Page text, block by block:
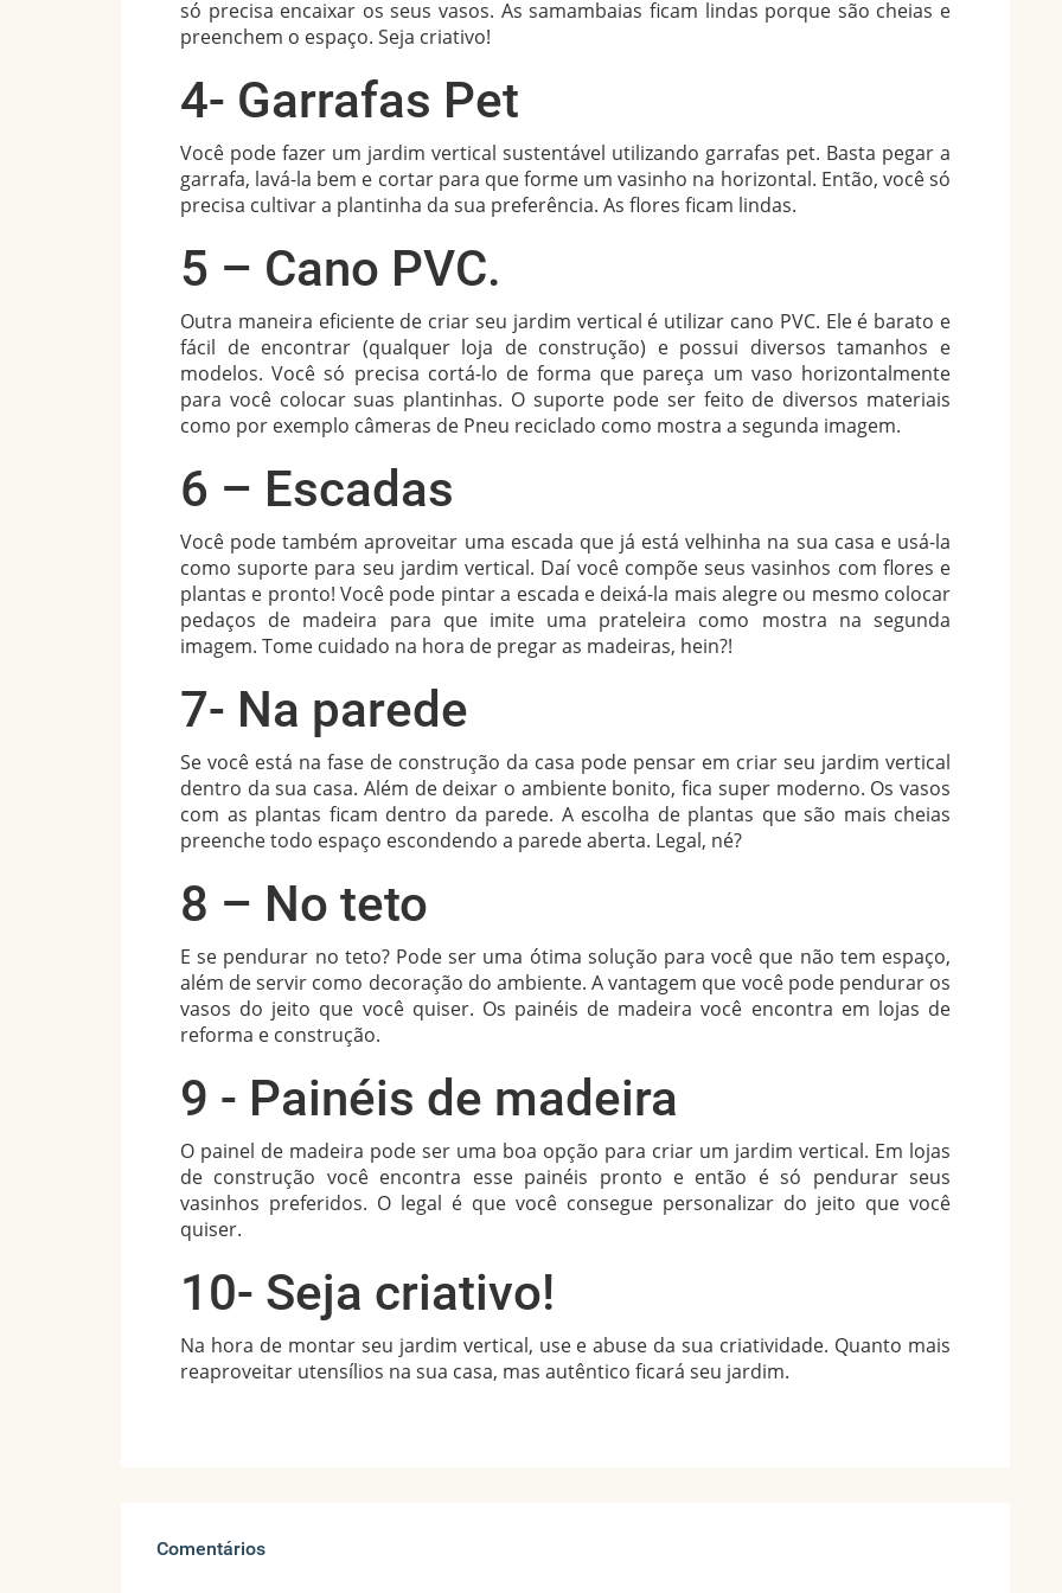
só precisa encaixar os seus vasos. As samambaias ficam lindas porque são cheias e
preenchem o espaço. Seja criativo!
4- Garrafas Pet
Você pode fazer um jardim vertical sustentável utilizando garrafas pet. Basta pegar a
garrafa, lavá-la bem e cortar para que forme um vasinho na horizontal. Então, você só
precisa cultivar a plantinha da sua preferência. As flores ficam lindas.
5 – Cano PVC.
Outra maneira eficiente de criar seu jardim vertical é utilizar cano PVC. Ele é barato e
fácil de encontrar (qualquer loja de construção) e possui diversos tamanhos e
modelos. Você só precisa cortá-lo de forma que pareça um vaso horizontalmente
para você colocar suas plantinhas. O suporte pode ser feito de diversos materiais
como por exemplo câmeras de Pneu reciclado como mostra a segunda imagem.
6 – Escadas
Você pode também aproveitar uma escada que já está velhinha na sua casa e usá-la
como suporte para seu jardim vertical. Daí você compõe seus vasinhos com flores e
plantas e pronto! Você pode pintar a escada e deixá-la mais alegre ou mesmo colocar
pedaços de madeira para que imite uma prateleira como mostra na segunda
imagem. Tome cuidado na hora de pregar as madeiras, hein?!
7- Na parede
Se você está na fase de construção da casa pode pensar em criar seu jardim vertical
dentro da sua casa. Além de deixar o ambiente bonito, fica super moderno. Os vasos
com as plantas ficam dentro da parede. A escolha de plantas que são mais cheias
preenche todo espaço escondendo a parede aberta. Legal, né?
8 – No teto
E se pendurar no teto? Pode ser uma ótima solução para você que não tem espaço,
além de servir como decoração do ambiente. A vantagem que você pode pendurar os
vasos do jeito que você quiser. Os painéis de madeira você encontra em lojas de
reforma e construção.
9 - Painéis de madeira
O painel de madeira pode ser uma boa opção para criar um jardim vertical. Em lojas
de construção você encontra esse painéis pronto e então é só pendurar seus
vasinhos preferidos. O legal é que você consegue personalizar do jeito que você
quiser.
10- Seja criativo!
Na hora de montar seu jardim vertical, use e abuse da sua criatividade. Quanto mais
reaproveitar utensílios na sua casa, mas autêntico ficará seu jardim.
Comentários